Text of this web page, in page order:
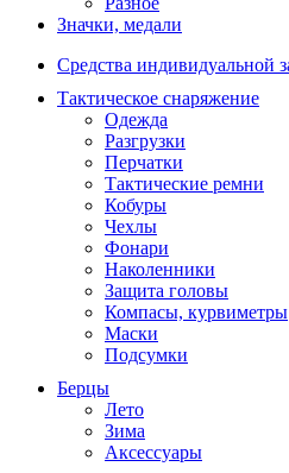
Значки, медали
Средства индивидуальной
Тактическое снаряжение
Одежда
Разгрузки
Перчатки
Тактические ремни
Кобуры
Чехлы
Фонари
Наколенники
Защита головы
Компасы, курвиметры
Маски
Подсумки
Берцы
Лето
Зима
Аксессуары